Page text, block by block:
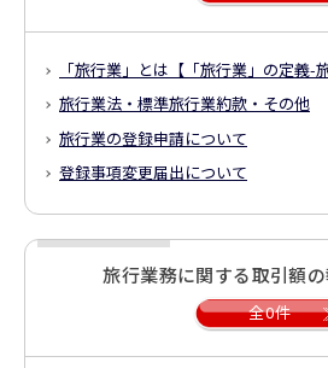
「旅行業」とは 【「旅行業」の定義-
旅行業法・標準旅行業約款・その他
旅行業の登録申請について
登録事項変更届出について
旅行業務に関する取引額
全0件